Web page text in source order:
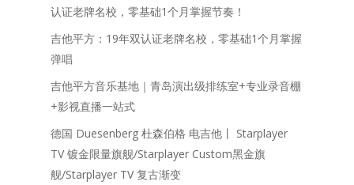
认证老牌名校，零基础1个月掌握节奏！
吉他平方：19年双认证老牌名校，零基础1个月掌握
弹唱
吉他平方音乐基地｜青岛演出级排练室+专业录音棚
+影视直播一站式
德国 Duesenberg 杜森伯格 电吉他丨 Starplayer
TV 镀金限量旗舰/Starplayer Custom黑金旗
舰/Starplayer TV 复古渐变